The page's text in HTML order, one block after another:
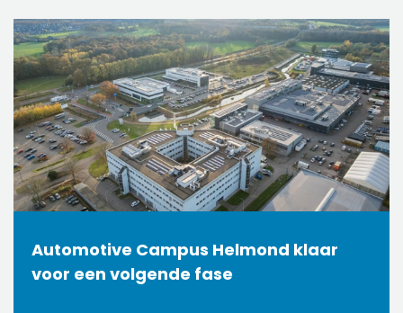
Automotive Campus Helmond klaar
voor een volgende fase